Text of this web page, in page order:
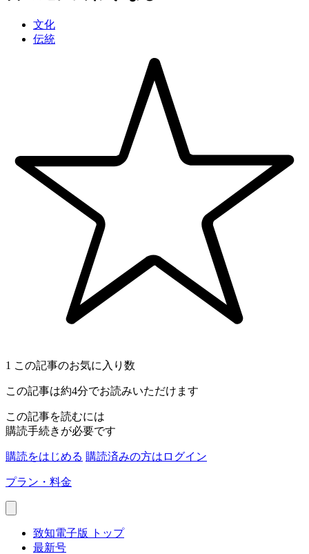
文化
伝統
1 この記事のお気に入り数
この記事は約4分でお読みいただけます
この記事を読むには
購読手続きが必要です
購読をはじめる 購読済みの方はログイン
プラン・料金
致知電子版 トップ
最新号